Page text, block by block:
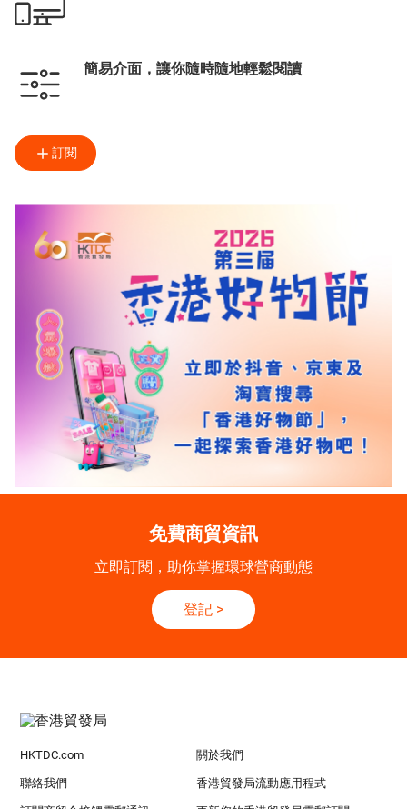
簡易介面，讓你隨時隨地輕鬆閱讀
訂閱
免費商貿資訊
立即訂閱，助你掌握環球營商動態
登記 >
HKTDC.com 關於我們
聯絡我們 香港貿發局流動應用程式